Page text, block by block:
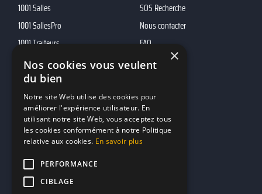
1001 Salles
1001 SallesPro
1001 Traiteurs
1001 DJ
10h01
MP2
SOS Recherche
Nous contacter
FAQ
Contacts
marketing@reserverunbar.fr
11 rue Maurice Grandcoing
94200 Ivry-sur-Seine
×
Nos cookies vous veulent
du bien
Notre site Web utilise des cookies pour
améliorer l'expérience utilisateur. En
utilisant notre site Web, vous acceptez tous
les cookies conformément à notre Politique
relative aux cookies. En savoir plus
PERFORMANCE
CIBLAGE